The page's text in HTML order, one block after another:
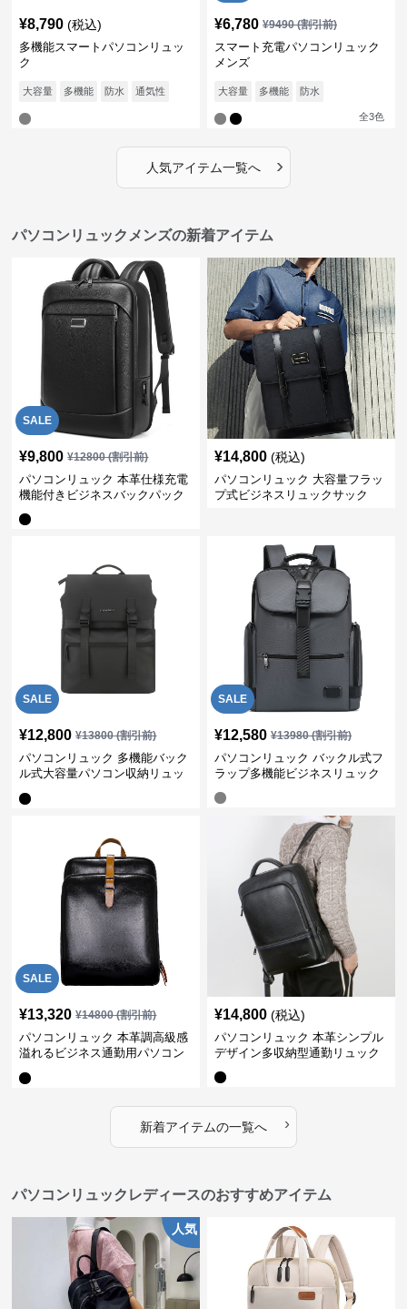
¥8,790 (税込)
多機能スマートパソコンリュッ
ク
大容量 多機能 防水 通気性
¥6,780 ¥9490(割引前)
スマート充電パソコンリュック
メンズ
大容量 多機能 防水
全3色
人気アイテム一覧へ ›
パソコンリュックメンズの新着アイテム
SALE
¥9,800 ¥12800(割引前)
パソコンリュック 本革仕様充電
機能付きビジネスバックパック
¥14,800 (税込)
パソコンリュック 大容量フラッ
プ式ビジネスリュックサック
SALE
¥12,800 ¥13800(割引前)
パソコンリュック 多機能バック
ル式大容量パソコン収納リュッ
SALE
¥12,580 ¥13980(割引前)
パソコンリュック バックル式フ
ラップ多機能ビジネスリュック
SALE
¥13,320 ¥14800(割引前)
パソコンリュック 本革調高級感
溢れるビジネス通勤用パソコン
¥14,800 (税込)
パソコンリュック 本革シンプル
デザイン多収納型通勤リュック
新着アイテムの一覧へ ›
パソコンリュックレディースのおすすめアイテム
人気